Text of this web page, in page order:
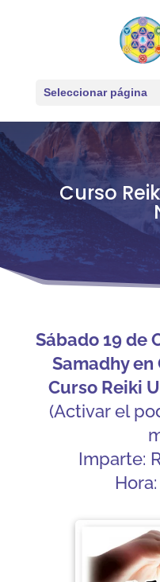
Seleccionar página
Curso
Sábado 19 de
Samadhy en
Curso Reiki
(Activar el
Imparte: